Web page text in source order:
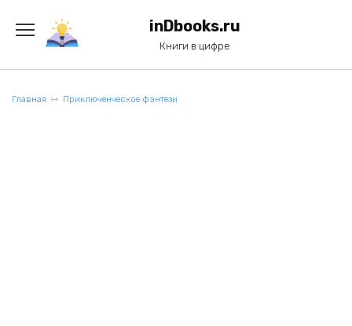
содержанию
inDbooks.ru
Книги в цифре
Главная Приключенческое фэнтези